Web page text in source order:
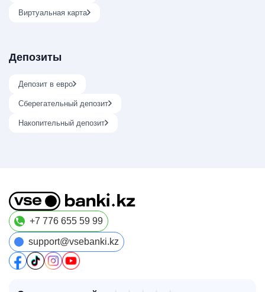
Виртуальная карта
Депозиты
Депозит в евро
Сберегательный депозит
Накопительный депозит
+7 776 655 59 99
support@vsebanki.kz